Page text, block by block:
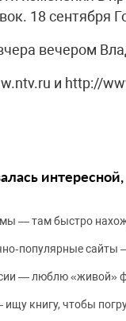
18 сентября
вечером
и http://
— там быстро
— люблю «живой»
книгу, чтобы